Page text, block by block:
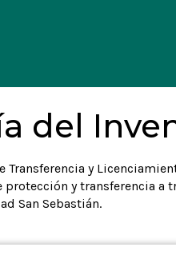
del
Transferencia y
protección y transferencia a
San Sebastián.